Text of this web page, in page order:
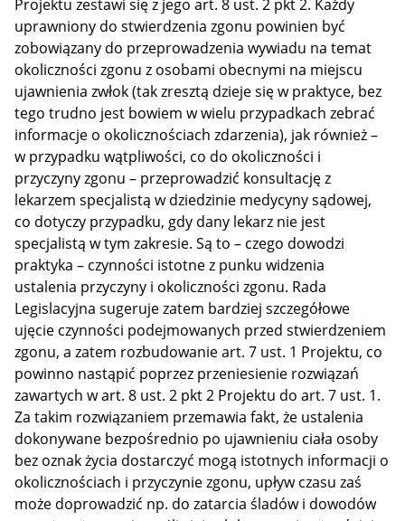
Projektu zestawi się z jego art. 8 ust. 2 pkt 2. Każdy
uprawniony do stwierdzenia zgonu powinien być
zobowiązany do przeprowadzenia wywiadu na temat
okoliczności zgonu z osobami obecnymi na miejscu
ujawnienia zwłok (tak zresztą dzieje się w praktyce, bez
tego trudno jest bowiem w wielu przypadkach zebrać
informacje o okolicznościach zdarzenia), jak również –
w przypadku wątpliwości, co do okoliczności i
przyczyny zgonu – przeprowadzić konsultację z
lekarzem specjalistą w dziedzinie medycyny sądowej,
co dotyczy przypadku, gdy dany lekarz nie jest
specjalistą w tym zakresie. Są to – czego dowodzi
praktyka – czynności istotne z punku widzenia
ustalenia przyczyny i okoliczności zgonu. Rada
Legislacyjna sugeruje zatem bardziej szczegółowe
ujęcie czynności podejmowanych przed stwierdzeniem
zgonu, a zatem rozbudowanie art. 7 ust. 1 Projektu, co
powinno nastąpić poprzez przeniesienie rozwiązań
zawartych w art. 8 ust. 2 pkt 2 Projektu do art. 7 ust. 1.
Za takim rozwiązaniem przemawia fakt, że ustalenia
dokonywane bezpośrednio po ujawnieniu ciała osoby
bez oznak życia dostarczyć mogą istotnych informacji o
okolicznościach i przyczynie zgonu, upływ czasu zaś
może doprowadzić np. do zatarcia śladów i dowodów